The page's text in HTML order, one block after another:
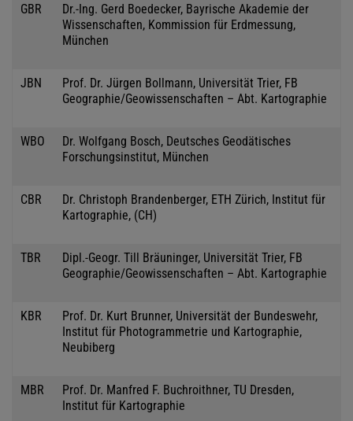
GBR
Dr.-Ing. Gerd Boedecker, Bayrische Akademie der
Wissenschaften, Kommission für Erdmessung,
München
JBN
Prof. Dr. Jürgen Bollmann, Universität Trier, FB
Geographie/Geowissenschaften – Abt. Kartographie
WBO
Dr. Wolfgang Bosch, Deutsches Geodätisches
Forschungsinstitut, München
CBR
Dr. Christoph Brandenberger, ETH Zürich, Institut für
Kartographie, (CH)
TBR
Dipl.-Geogr. Till Bräuninger, Universität Trier, FB
Geographie/Geowissenschaften – Abt. Kartographie
KBR
Prof. Dr. Kurt Brunner, Universität der Bundeswehr,
Institut für Photogrammetrie und Kartographie,
Neubiberg
MBR
Prof. Dr. Manfred F. Buchroithner, TU Dresden,
Institut für Kartographie